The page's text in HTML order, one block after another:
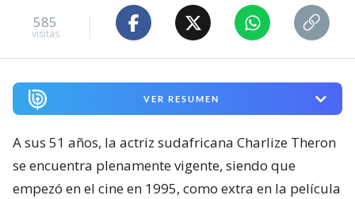
585
visitas
VER RESUMEN
A sus 51 años, la actriz sudafricana Charlize Theron
se encuentra plenamente vigente, siendo que
empezó en el cine en 1995, como extra en la película